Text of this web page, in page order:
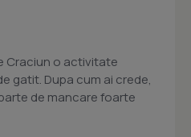
Craciun o activitate
gatit. Dupa cum ai crede,
de mancare foarte